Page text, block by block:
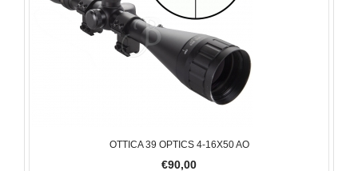
OTTICA 39 OPTICS 4-16X50 AO
€90,00